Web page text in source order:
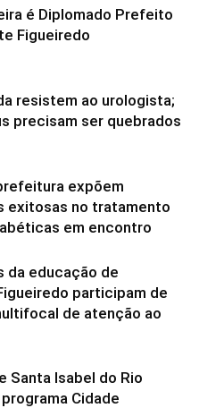
é Diplomado Prefeito
Figueiredo
resistem ao urologista;
precisam ser quebrados
expõem
exitosas no tratamento
em encontro
da educação de
participam de
de atenção ao
Santa Isabel do Rio
Cidade